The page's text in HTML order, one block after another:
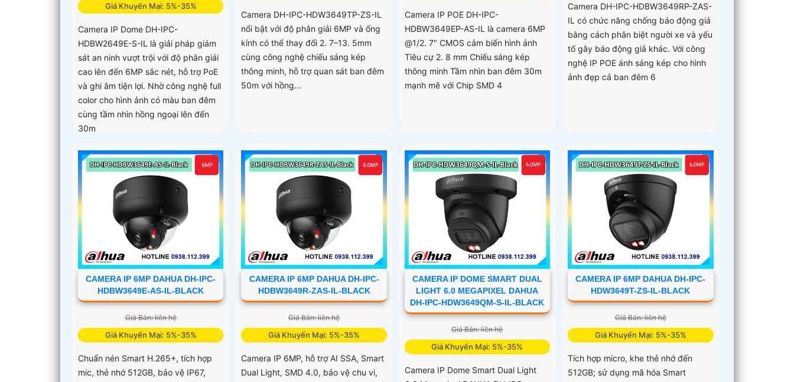
Giá Khuyến Mại: 5%-35%
Camera IP Dome DH-IPC-
HDBW2649E-S-IL là giải pháp giám
sát an ninh vượt trội với độ phân giải
cao lên đến 6MP sắc nét, hỗ trợ PoE
và ghi âm tiện lợi. Nhờ công nghệ full
color cho hình ảnh có màu ban đêm
cùng tầm nhìn hồng ngoại lên đến
30m
Camera DH-IPC-HDW3649TP-ZS-IL
nổi bật với độ phân giải 6MP và ống
kính có thể thay đổi 2. 7–13. 5mm
cùng công nghệ chiếu sáng kép
thông minh, hỗ trợ quan sát ban đêm
50m với hồng...
Camera IP POE DH-IPC-
HDBW3649EP-AS-IL là camera 6MP
@1/2. 7" CMOS cảm biến hình ảnh
Tiêu cự 2. 8 mm Chiếu sáng kép
thông minh Tầm nhìn ban đêm 30m
mạnh mẽ với Chip SMD 4
Camera DH-IPC-HDBW3649RP-ZAS-
IL có chức năng chống báo động giả
bằng cách phân biệt người xe và yếu
tố gây báo động giả khác. Với công
nghệ IP POE ánh sáng kép cho hình
ảnh đẹp cả ban đêm 6
CAMERA IP 6MP DAHUA DH-IPC-
HDBW3649E-AS-IL-BLACK
Giá Bán: liên hệ
Giá Khuyến Mại: 5%-35%
Chuẩn nén Smart H.265+, tích hợp
mic, thẻ nhớ 512GB, bảo vệ IP67,
CAMERA IP 6MP DAHUA DH-IPC-
HDBW3649R-ZAS-IL-BLACK
Giá Bán: liên hệ
Giá Khuyến Mại: 5%-35%
Camera IP 6MP, hỗ trợ AI SSA, Smart
Dual Light, SMD 4.0, bảo vệ chu vi,
CAMERA IP DOME SMART DUAL
LIGHT 6.0 MEGAPIXEL DAHUA
DH-IPC-HDW3649QM-S-IL-BLACK
Giá Bán: liên hệ
Giá Khuyến Mại: 5%-35%
Camera IP Dome Smart Dual Light
CAMERA IP 6MP DAHUA DH-IPC-
HDW3649T-ZS-IL-BLACK
Giá Bán: liên hệ
Giá Khuyến Mại: 5%-35%
Tích hợp micro, khe thẻ nhớ đến
512GB; sử dụng mã hóa Smart